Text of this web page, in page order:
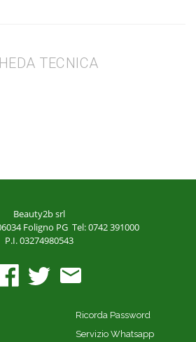
TECNICA
Beauty2b srl
Foligno PG Tel: 0742 391000
P.I. 03274980543
Ricorda Password
Servizio Whatsapp